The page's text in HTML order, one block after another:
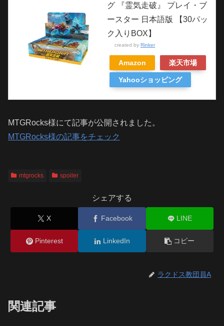
グ 『霊気走破』 プレイ・ブ
ースター 日本語版 【30パッ
ク入りBOX】
created by Rinker
Amazon 楽天市場
Yahooショッピング
MTGRocks様にて記事が公開されました。
MTGRocks様の記事をチェック
mtgrocks spoiler
シェアする
X Facebook LINE
Pinterest LinkedIn コピー
ラクドス教団員A
関連記事